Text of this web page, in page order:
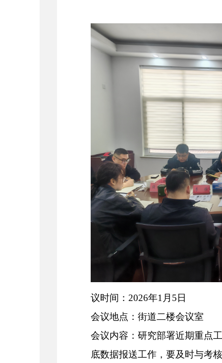
议时间： 2026年1 月 5日
会议地点 ：街道二楼会议室
会议内容： 研究部署近期重点
底数据报送工作，要及时与考